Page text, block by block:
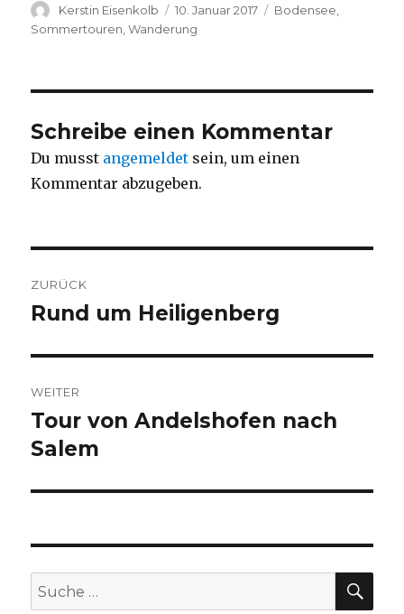
Autor
Kerstin Eisenkolb
Veröffentlicht
am
10. Januar 2017 Kategorien
Bodensee
Sommertouren ,Wanderung
Schreibe einen Kommentar
Du musst angemeldet sein, um einen
Kommentar abzugeben.
ZURÜCK
Vorheriger
Rund um Heiligenberg
WEITER
Nächster
Beitrag:
Tour von Andelshofen nach
Salem
Suche
nach: